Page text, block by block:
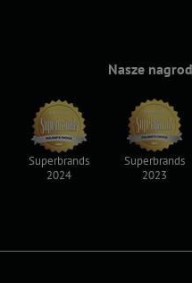
Nasze
Superbrands
2024
Superbrands
2023